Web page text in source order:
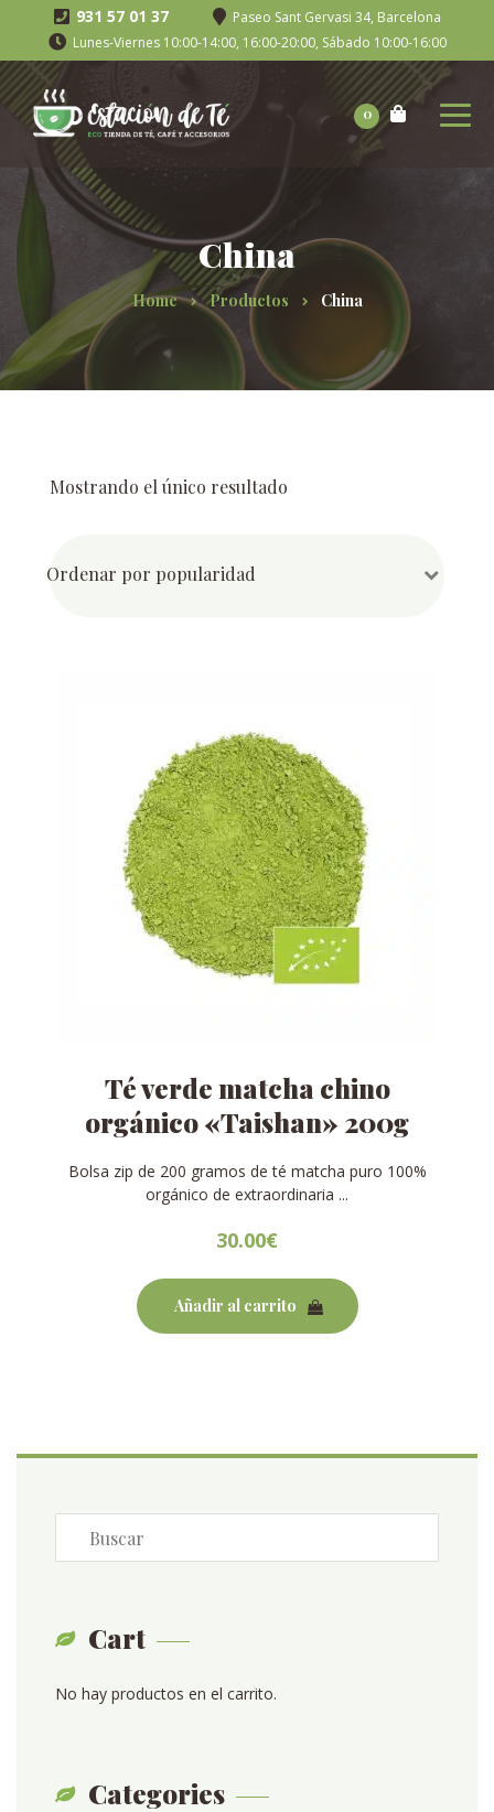
931 57 01 37
Paseo Sant Gervasi 34, Barcelona
Lunes-Viernes 10:00-14:00, 16:00-20:00, Sábado 10:00-16:00
0
China
Home Productos China
Mostrando el único resultado
Té verde matcha chino
orgánico «Taishan» 200g
Bolsa zip de 200 gramos de té matcha puro 100%
orgánico de extraordinaria ...
30.00€
Añadir al carrito
Cart
No hay productos en el carrito.
Categories